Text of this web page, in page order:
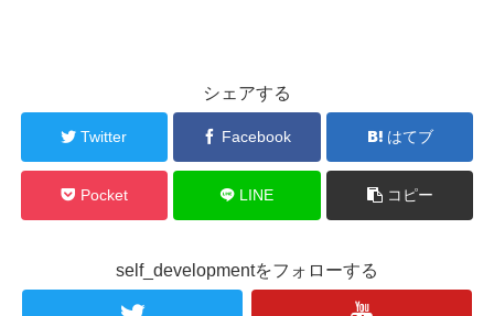
シェアする
Twitter Facebook はてブ
Pocket LINE コピー
self_developmentをフォローする